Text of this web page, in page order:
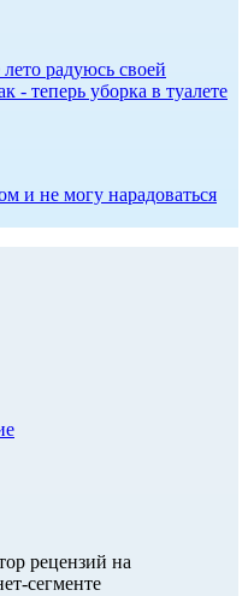
радуюсь своей
- теперь уборка в туалете
и не могу нарадоваться
рецензий на
сегменте